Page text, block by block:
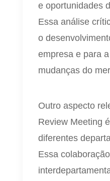
e oportunidades
Essa análise
o
empresa e para
mudanças do
Outro aspecto
Review Meeting
diferentes
Essa colaboração